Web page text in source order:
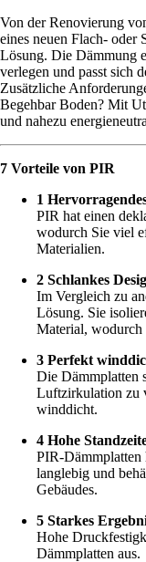
Von der Renovierung
eines neuen Flach- oder
Lösung. Die Dämmung
verlegen und passt sich
Zusätzliche
Begehbar Boden? Mit
und nahezu
7 Vorteile von PIR
1
PIR hat einen
wodurch Sie viel
Materialien.
2 Schlankes
Im Vergleich zu
Lösung. Sie
Material, wodurch
3 Perfekt
Die Dämmplatten
Luftzirkulation zu
winddicht.
4 Hohe
PIR-Dämmplatten
langlebig und
Gebäudes.
5 Starkes
Hohe
Dämmplatten aus.